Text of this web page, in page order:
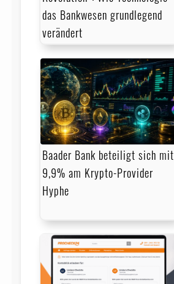
das Bankwesen grundlegend
verändert
Baader Bank beteiligt sich mit
9,9% am Krypto-Provider
Hyphe